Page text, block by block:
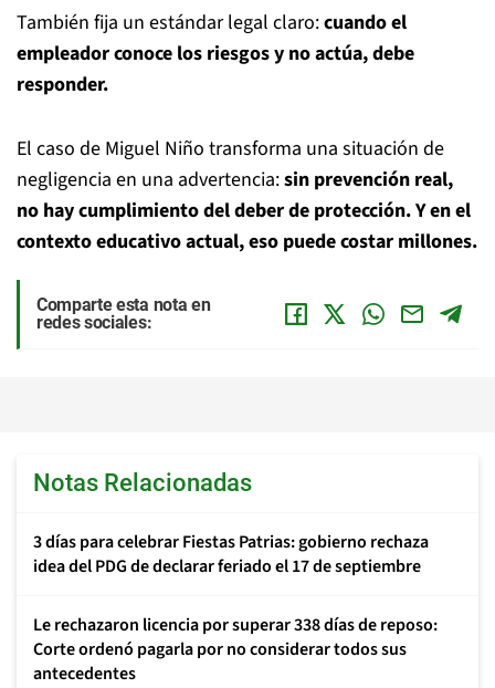
También fija un estándar legal claro:cuando el
empleador conoce los riesgos y no actúa, debe
responder.
El caso de Miguel Niño transforma una situación de
negligencia en una advertencia:sin prevención real,
no hay cumplimiento del deber de protección. Y en el
contexto educativo actual, eso puede costar millones.
Comparte esta nota en
redes sociales:
Notas Relacionadas
3 días para celebrar Fiestas Patrias: gobierno rechaza
idea del PDG de declarar feriado el 17 de septiembre
Le rechazaron licencia por superar 338 días de reposo:
Corte ordenó pagarla por no considerar todos sus
antecedentes